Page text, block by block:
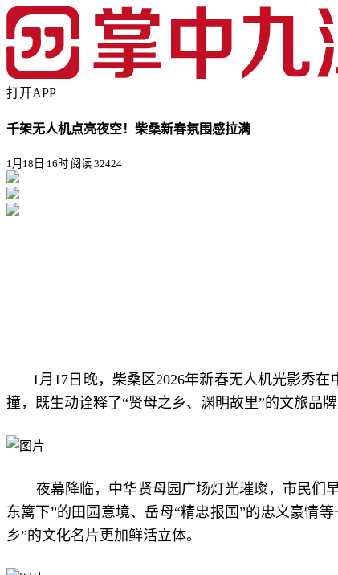
打开APP
千架无人机点亮夜空！柴桑新春氛围感拉满
1月18日 16时 阅读 32424
1月17日晚，柴桑区2026年新春无人机光影秀
撞，既生动诠释了“贤母之乡、渊明故里”的文旅品
夜幕降临，中华贤母园广场灯光璀璨，市民们
东篱下”的田园意境、岳母“精忠报国”的忠义豪情
乡”的文化名片更加鲜活立体。